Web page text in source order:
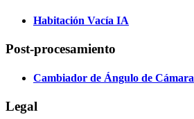
Habitación Vacía IA
Post-procesamiento
Cambiador de Ángulo de Cámara
Legal